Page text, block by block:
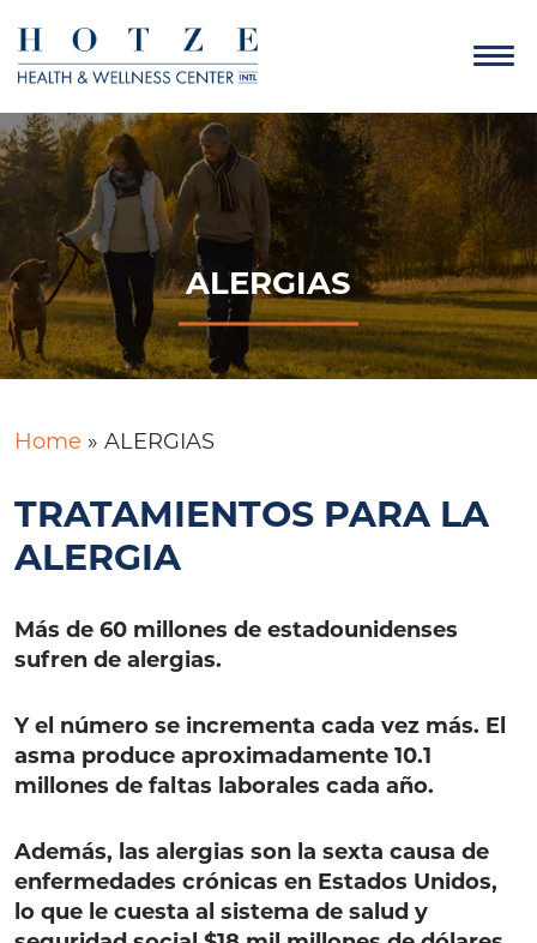
ALERGIAS
Home » ALERGIAS
TRATAMIENTOS PARA LA
ALERGIA
Más de 60 millones de estadounidenses
sufren de alergias.
Y el número se incrementa cada vez más. El
asma produce aproximadamente 10.1
millones de faltas laborales cada año.
Además, las alergias son la sexta causa de
enfermedades crónicas en Estados Unidos,
lo que le cuesta al sistema de salud y